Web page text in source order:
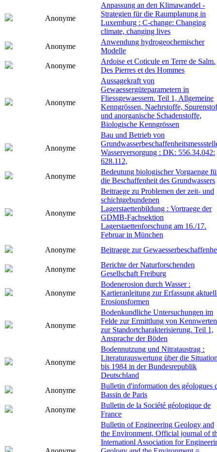
Anonyme
Anpassung an den Klimawandel -
Strategien für die Raumplanung in
Luxemburg : C-change: Changing
climate, changing lives
Anonyme
Anwendung hydrogeochemischer
Modelle
Anonyme
Ardoise et Coticule en Terre de Salm.
Des Pierres et des Hommes
Anonyme
Aussagekraft von
Gewaessergüteparametern in
Fliessgewaessern. Teil 1, Allgemeine
Kenngrössen, Naehrstoffe,
und anorganische Schadenstoffe,
Biologische Kenngrössen
Anonyme
Bau und Betrieb von
Wasserversorgung : DK: 556.34.042:
628.112,
Anonyme
Bedeutung biologischer Vorgaenge
die Beschaffenheit des Grundwassers
Anonyme
Beitraege zu Problemen der zeit- und
schichtgebundenen
Lagerstaettenbildung : Vortraege der
GDMB-Fachsektion
Lagerstaettenforschung am 16./17.
Februar in München
Anonyme
Beitraege zur
Anonyme
Berichte der Naturforschenden
Gesellschaft Freiburg
Anonyme
Bodenerosion durch Wasser :
Kartieranleitung zur Erfassung
Erosionsformen
Anonyme
Bodenkundliche Untersuchungen im
Felde zur Ermittlung von Kennwerten
zur Standortcharakterisierung. Teil 1,
Ansprache der Böden
Anonyme
Bodennutzung und Nitrataustrag :
Literaturauswertung über die
bis 1984 in der Bundesrepublik
Deutschland
Anonyme
Bulletin d'information des géologues
Bassin de Paris
Anonyme
Bulletin de la Société géologique de
France
Bulletin of Engineering Geology and
the Environment, Official journal of
Internationl Association for